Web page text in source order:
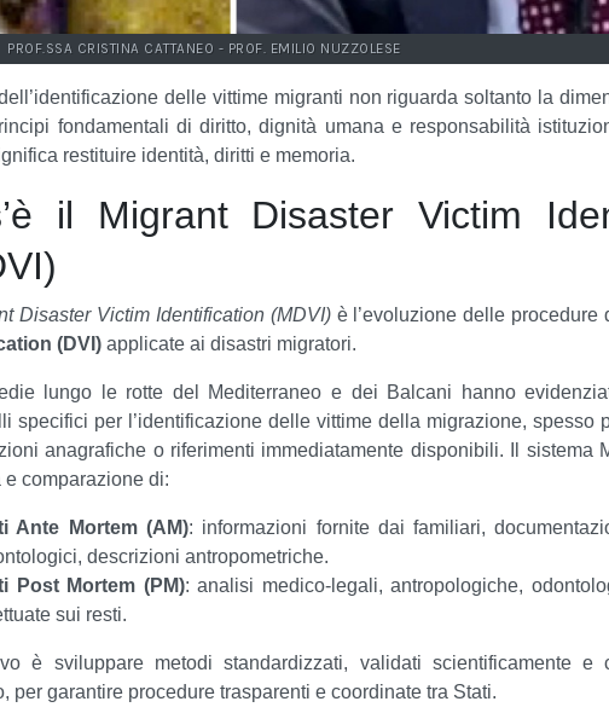
PROF.SSA CRISTINA CATTANEO - PROF. EMILIO NUZZOLESE
dell’identificazione delle vittime migranti non riguarda soltanto la
fondamentali di diritto, dignità umana e responsabilità
restituire identità, diritti e memoria.
il Migrant Disaster Victim
Disaster Victim Identification (MDVI)è l’evoluzione delle procedure
(DVI) applicate ai disastri migratori.
lungo le rotte del Mediterraneo e dei Balcani hanno
specifici per l’identificazione delle vittime della migrazione, spesso
anagrafiche o riferimenti immediatamente disponibili.
Il sistema
e comparazione di:
Ante Mortem (AM): informazioni fornite dai familiari,
descrizioni antropometriche.
Post Mortem (PM): analisi medico-legali, antropologiche,
sui resti.
è sviluppare metodi standardizzati, validati scientificamente
per garantire procedure trasparenti e coordinate tra Stati.